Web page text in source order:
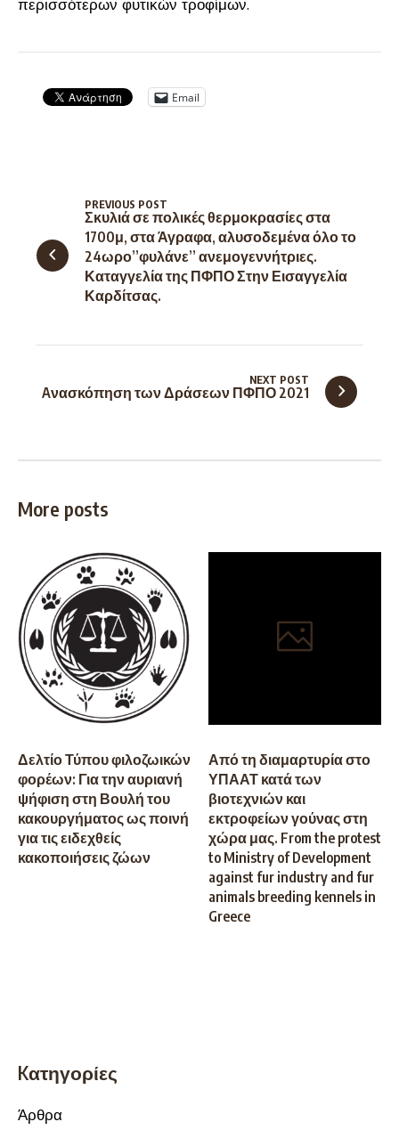
περισσότερων φυτικών τροφίμων.
Email
Σκυλιά σε πολικές θερμοκρασίες στα
1700μ, στα Άγραφα, αλυσοδεμένα όλο το
24ωρο”φυλάνε” ανεμογεννήτριες.
Καταγγελία της ΠΦΠΟ Στην Εισαγγελία
Καρδίτσας.
PREVIOUS POST
Aνασκόπηση των Δράσεων ΠΦΠΟ 2021
NEXT POST
More posts
Δελτίο Τύπου φιλοζωικών
φορέων: Για την αυριανή
ψήφιση στη Βουλή του
κακουργήματος ως ποινή
για τις ειδεχθείς
κακοποιήσεις ζώων
Από τη διαμαρτυρία στο
ΥΠΑΑΤ κατά των
βιοτεχνιών και
εκτροφείων γούνας στη
χώρα μας. From the protest
to Ministry of Development
against fur industry and fur
animals breeding kennels in
Greece
Kατηγορίες
Άρθρα